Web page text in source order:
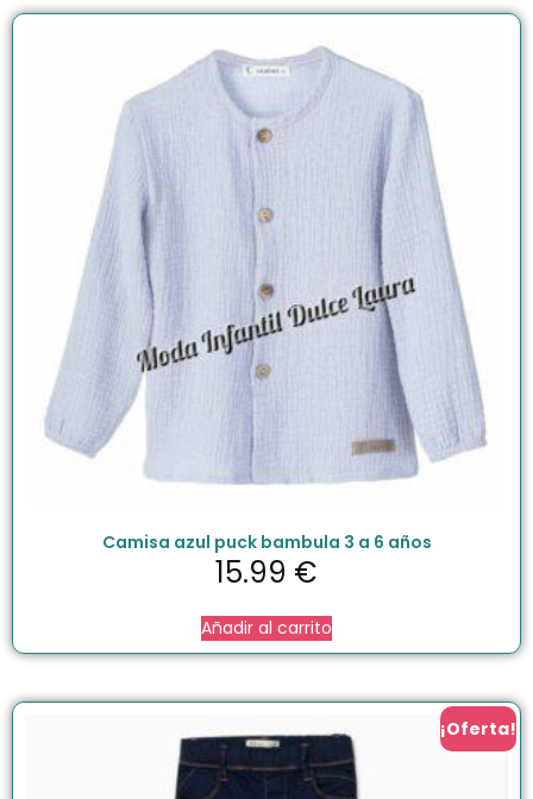
Camisa azul puck bambula 3 a 6 años
15.99 €
Añadir al carrito
¡Oferta!